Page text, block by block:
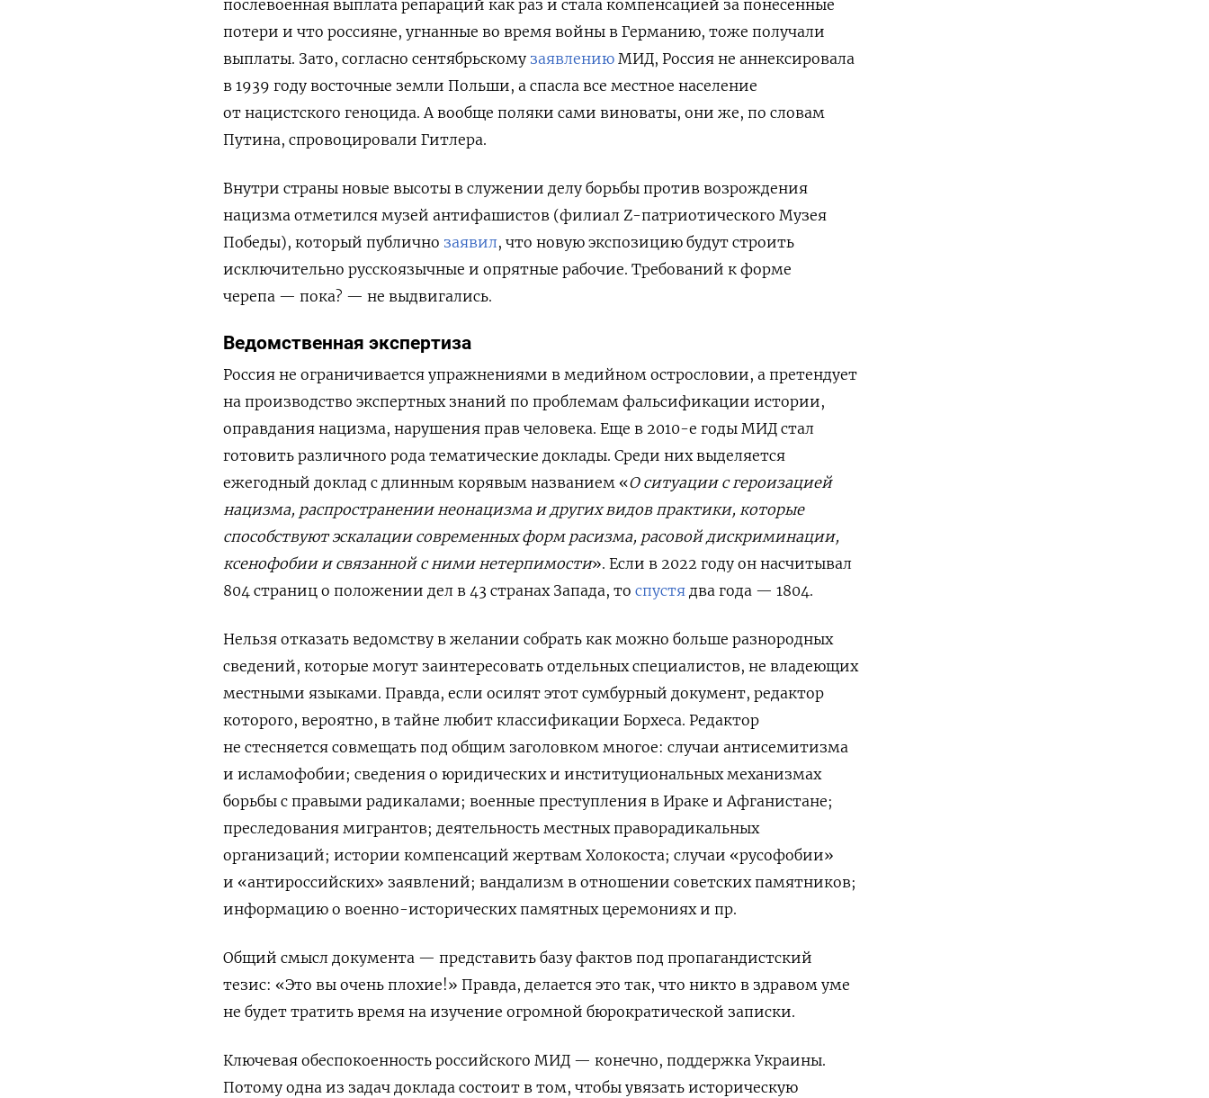
послевоенная выплата репараций как раз и стала компенсацией за понесенные
потери и что россияне, угнанные во время войны в Германию, тоже получали
выплаты. Зато, согласно сентябрьскому заявлению МИД, Россия не аннексировала
в 1939 году восточные земли Польши, а спасла все местное население
от нацистского геноцида. А вообще поляки сами виноваты, они же, по словам
Путина, спровоцировали Гитлера.
Внутри страны новые высоты в служении делу борьбы против возрождения
нацизма отметился музей антифашистов (филиал Z-патриотического Музея
Победы), который публично заявил, что новую экспозицию будут строить
исключительно русскоязычные и опрятные рабочие. Требований к форме
черепа — пока? — не выдвигались.
Ведомственная экспертиза
Россия не ограничивается упражнениями в медийном острословии, а претендует
на производство экспертных знаний по проблемам фальсификации истории,
оправдания нацизма, нарушения прав человека. Еще в 2010-е годы МИД стал
готовить различного рода тематические доклады. Среди них выделяется
ежегодный доклад с длинным корявым названием «О ситуации с героизацией
нацизма, распространении неонацизма и других видов практики, которые
способствуют эскалации современных форм расизма, расовой дискриминации,
ксенофобии и связанной с ними нетерпимости». Если в 2022 году он насчитывал
804 страниц о положении дел в 43 странах Запада, то спустя два года — 1804.
Нельзя отказать ведомству в желании собрать как можно больше разнородных
сведений, которые могут заинтересовать отдельных специалистов, не владеющих
местными языками. Правда, если осилят этот сумбурный документ, редактор
которого, вероятно, в тайне любит классификации Борхеса. Редактор
не стесняется совмещать под общим заголовком многое: случаи антисемитизма
и исламофобии; сведения о юридических и институциональных механизмах
борьбы с правыми радикалами; военные преступления в Ираке и Афганистане;
преследования мигрантов; деятельность местных праворадикальных
организаций; истории компенсаций жертвам Холокоста; случаи «русофобии»
и «антироссийских» заявлений; вандализм в отношении советских памятников;
информацию о военно-исторических памятных церемониях и пр.
Общий смысл документа — представить базу фактов под пропагандистский
тезис: «Это вы очень плохие!» Правда, делается это так, что никто в здравом уме
не будет тратить время на изучение огромной бюрократической записки.
Ключевая обеспокоенность российского МИД — конечно, поддержка Украины.
Потому одна из задач доклада состоит в том, чтобы увязать историческую